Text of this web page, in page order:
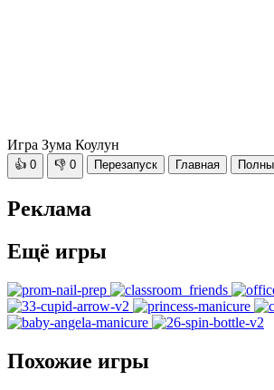
Игра Зума Коулун
👍 0 👎 0 Перезапуск Главная
Реклама
Ещё игры
Похожие игры